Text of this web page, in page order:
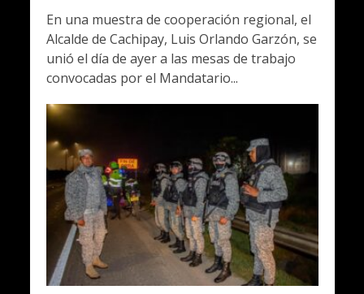
En una muestra de cooperación regional, el
Alcalde de Cachipay, Luis Orlando Garzón, se
unió el día de ayer a las mesas de trabajo
convocadas por el Mandatario...